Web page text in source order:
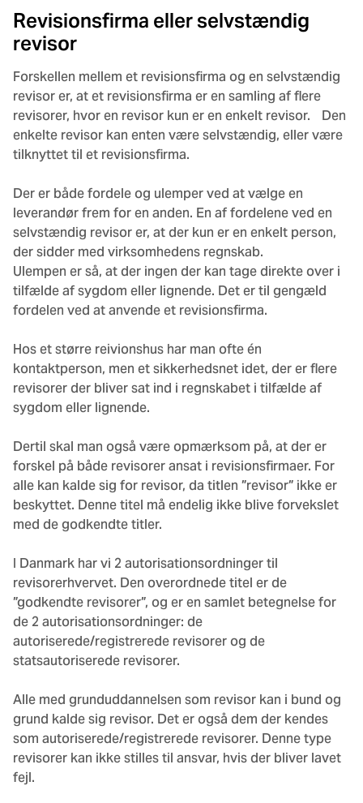
Revisionsfirma eller selvstændig
revisor
Forskellen mellem et revisionsfirma og en selvstændig
revisor er, at et revisionsfirma er en samling af flere
revisorer, hvor en revisor kun er en enkelt revisor. Den
enkelte revisor kan enten være selvstændig, eller være
tilknyttet til et revisionsfirma.
Der er både fordele og ulemper ved at vælge en
leverandør frem for en anden. En af fordelene ved en
selvstændig revisor er, at der kun er en enkelt person,
der sidder med virksomhedens regnskab.
Ulempen er så, at der ingen der kan tage direkte over i
tilfælde af sygdom eller lignende. Det er til gengæld
fordelen ved at anvende et revisionsfirma.
Hos et større reivionshus har man ofte én
kontaktperson, men et sikkerhedsnet idet, der er flere
revisorer der bliver sat ind i regnskabet i tilfælde af
sygdom eller lignende.
Dertil skal man også være opmærksom på, at der er
forskel på både revisorer ansat i revisionsfirmaer. For
alle kan kalde sig for revisor, da titlen ”revisor” ikke er
beskyttet. Denne titel må endelig ikke blive forvekslet
med de godkendte titler.
I Danmark har vi 2 autorisationsordninger til
revisorerhvervet. Den overordnede titel er de
”godkendte revisorer”, og er en samlet betegnelse for
de 2 autorisationsordninger: de
autoriserede/registrerede revisorer og de
statsautoriserede revisorer.
Alle med grunduddannelsen som revisor kan i bund og
grund kalde sig revisor. Det er også dem der kendes
som autoriserede/registrerede revisorer. Denne type
revisorer kan ikke stilles til ansvar, hvis der bliver lavet
fejl.